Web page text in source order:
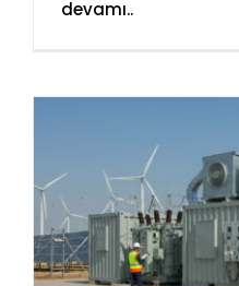
devamı..